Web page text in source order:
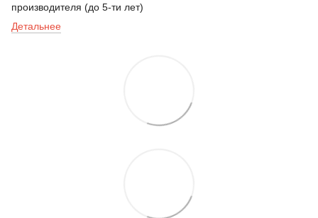
производителя (до 5-ти лет)
Детальнее